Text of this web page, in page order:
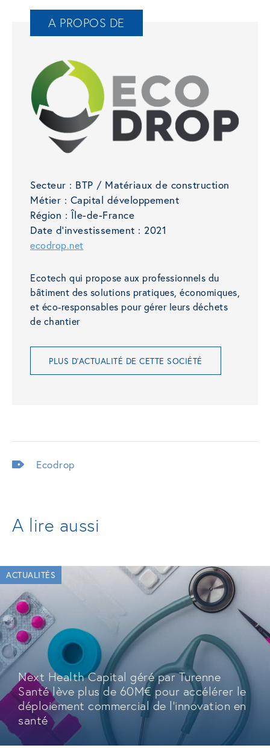
A PROPOS DE
Secteur : BTP / Matériaux de construction
Métier : Capital développement
Région : Île-de-France
Date d'investissement : 2021
ecodrop.net
Ecotech qui propose aux professionnels du
bâtiment des solutions pratiques, économiques,
et éco-responsables pour gérer leurs déchets
de chantier
PLUS D'ACTUALITÉ DE CETTE SOCIÉTÉ
Ecodrop
A lire aussi
ACTUALITÉS
Next Health Capital géré par Turenne
Santé lève plus de 60M€ pour accélérer le
déploiement commercial de l'innovation en
santé